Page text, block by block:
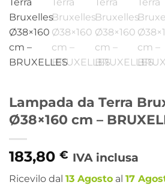
Lampada da Terra
Ø38×160 cm –
183,80 € IVA inclusa
Ricevilo dal 13 Agosto al 17